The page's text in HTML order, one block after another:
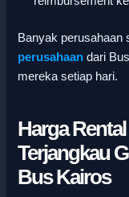
Banyak perusahaan
perusahaan dari
mereka setiap hari.
Harga
Terjangkau
Bus Kairos